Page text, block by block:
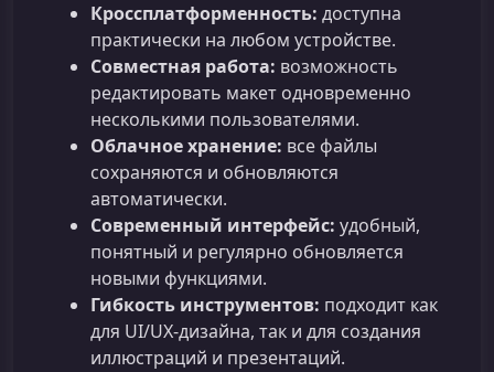
Кроссплатформенность: доступна
практически на любом устройстве.
Совместная работа: возможность
редактировать макет одновременно
несколькими пользователями.
Облачное хранение: все файлы
сохраняются и обновляются
автоматически.
Современный интерфейс: удобный,
понятный и регулярно обновляется
новыми функциями.
Гибкость инструментов: подходит как
для UI/UX-дизайна, так и для создания
иллюстраций и презентаций.